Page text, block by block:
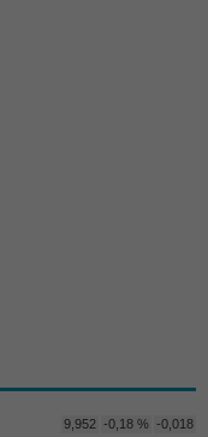
9,952 -0,18 % -0,018